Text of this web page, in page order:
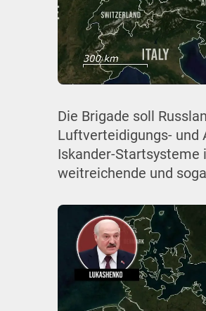
Die Brigade soll
Luftverteidigungs- und
Iskander-Startsysteme
weitreichende und